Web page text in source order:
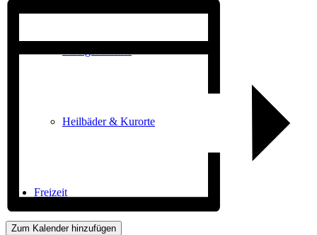
Heilbäder & Kurorte
Freizeit
Zum Kalender hinzufügen